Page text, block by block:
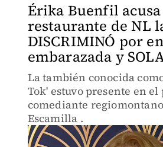
Érika Buenfil
restaurante de NL
DISCRIMINÓ por
embarazada y
La también conocida
Tok' estuvo presente en
comediante
Escamilla .